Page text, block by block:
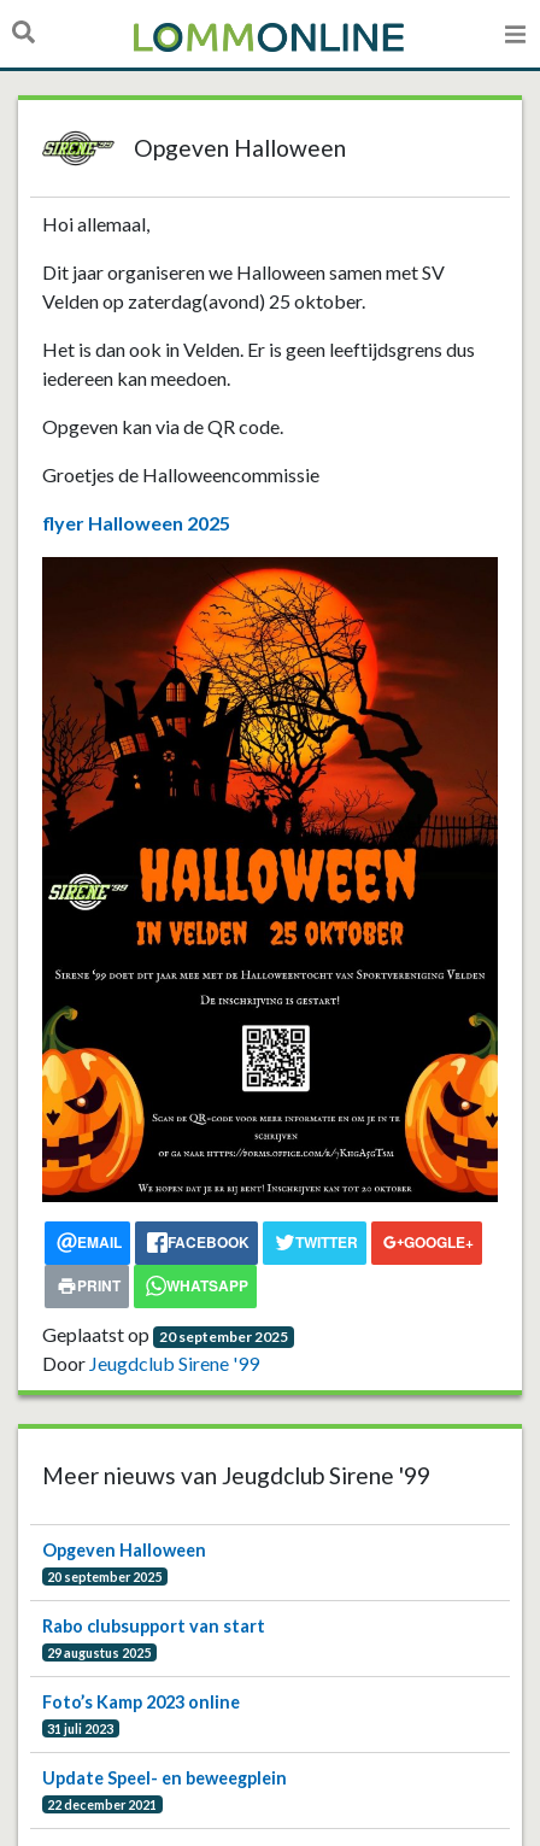
Opgeven Halloween
Hoi allemaal,
Dit jaar organiseren we Halloween samen met SV
Velden op zaterdag(avond) 25 oktober.
Het is dan ook in Velden. Er is geen leeftijdsgrens dus
iedereen kan meedoen.
Opgeven kan via de QR code.
Groetjes de Halloweencommissie
flyer Halloween 2025
EMAIL FACEBOOK TWITTER
GOOGLE+
PRINT
WHATSAPP
Geplaatst op 20 september 2025
Door Jeugdclub Sirene '99
Meer nieuws van Jeugdclub Sirene '99
Opgeven Halloween
20 september 2025
Rabo clubsupport van start
29 augustus 2025
Foto’s Kamp 2023 online
31 juli 2023
Update Speel- en beweegplein
22 december 2021